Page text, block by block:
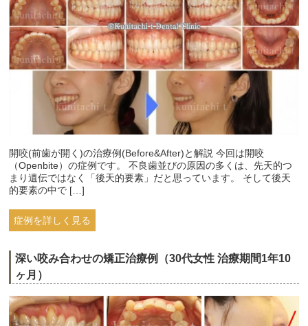
開咬(前歯が開く)の治療例(Before&After)と解説 今回は開咬
（Openbite）の症例です。 不良歯並びの原因の多くは、先天的つ
まり遺伝ではなく「後天的要素」だと思っています。 そして後天
的要素の中で […]
症例を詳しく見る
深い咬み合わせの矯正治療例（30代女性 治療期間1年10
ヶ月）